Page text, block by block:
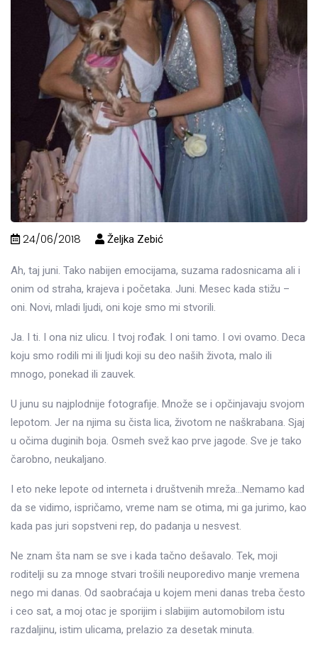
24/06/2018 Željka Zebić
Ah, taj juni. Tako nabijen emocijama, suzama radosnicama ali i
onim od straha, krajeva i početaka. Juni. Mesec kada stižu –
oni. Novi, mladi ljudi, oni koje smo mi stvorili.
Ja. I ti. I ona niz ulicu. I tvoj rođak. I oni tamo. I ovi ovamo. Deca
koju smo rodili mi ili ljudi koji su deo naših života, malo ili
mnogo, ponekad ili zauvek.
U junu su najplodnije fotografije. Množe se i opčinjavaju svojom
lepotom. Jer na njima su čista lica, životom ne naškrabana. Sjaj
u očima duginih boja. Osmeh svež kao prve jagode. Sve je tako
čarobno, neukaljano.
I eto neke lepote od interneta i društvenih mreža…Nemamo kad
da se vidimo, ispričamo, vreme nam se otima, mi ga jurimo, kao
kada pas juri sopstveni rep, do padanja u nesvest.
Ne znam šta nam se sve i kada tačno dešavalo. Tek, moji
roditelji su za mnoge stvari trošili neuporedivo manje vremena
nego mi danas. Od saobraćaja u kojem meni danas treba često
i ceo sat, a moj otac je sporijim i slabijim automobilom istu
razdaljinu, istim ulicama, prelazio za desetak minuta.